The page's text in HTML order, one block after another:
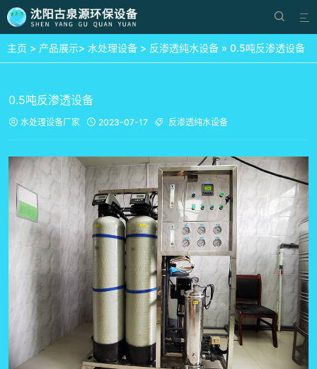


主页 > 产品展示> 水处理设备 > 反渗透纯水设备 » 0.5吨反渗透设备
0.5吨反渗透设备
 水处理设备厂家  2023-07-17  反渗透纯水设备